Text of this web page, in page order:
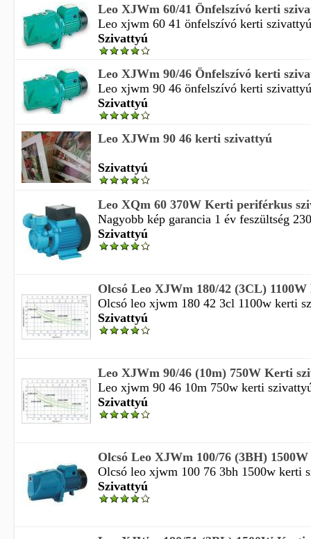
Leo XJWm 60/41 Önfelszívó kerti
Leo xjwm 60 41 önfelszívó kerti
Szivattyú
Leo XJWm 90/46 Önfelszívó kerti
Leo xjwm 90 46 önfelszívó kerti
Szivattyú
Leo XJWm 90 46 kerti szivattyú
Szivattyú
Leo XQm 60 370W Kerti periférkus
Nagyobb kép garancia 1 év feszültség
Szivattyú
Olcsó Leo XJWm 180/42 (3CL)
Olcsó leo xjwm 180 42 3cl 1100w kerti
Szivattyú
Leo XJWm 90/46 (10m) 750W Kerti
Leo xjwm 90 46 10m 750w kerti
Szivattyú
Olcsó Leo XJWm 100/76 (3BH)
Olcsó leo xjwm 100 76 3bh 1500w kerti
Szivattyú